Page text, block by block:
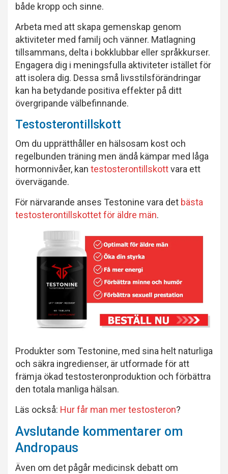
både kropp och sinne.
Arbeta med att skapa gemenskap genom
aktiviteter med familj och vänner. Matlagning
tillsammans, delta i bokklubbar eller språkkurser.
Engagera dig i meningsfulla aktiviteter istället för
att isolera dig. Dessa små livsstilsförändringar
kan ha betydande positiva effekter på ditt
övergripande välbefinnande.
Testosterontillskott
Om du upprätthåller en hälsosam kost och
regelbunden träning men ändå kämpar med låga
hormonnivåer, kan testosterontillskottvara ett
övervägande.
För närvarande anses Testonine vara det bästa
testosterontillskottet för äldre män.
Produkter som Testonine, med sina helt naturliga
och säkra ingredienser, är utformade för att
främja ökad testosteronproduktion och förbättra
den totala manliga hälsan.
Läs också: Hur får man mer testosteron?
Avslutande kommentarer om
Andropaus
Även om det pågår medicinsk debatt om